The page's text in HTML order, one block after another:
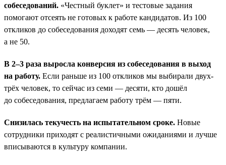
собеседований. «Честный буклет» и тестовые задания
помогают отсеять не готовых к работе кандидатов. Из 100
откликов до собеседования доходят семь — десять человек,
а не 50.
В 2–3 раза выросла конверсия из собеседования в выход
на работу. Если раньше из 100 откликов мы выбирали двух-
трёх человек, то сейчас из семи — десяти, кто дошёл
до собеседования, предлагаем работу трём — пяти.
Снизилась текучесть на испытательном сроке. Новые
сотрудники приходят с реалистичными ожиданиями и лучше
вписываются в культуру компании.